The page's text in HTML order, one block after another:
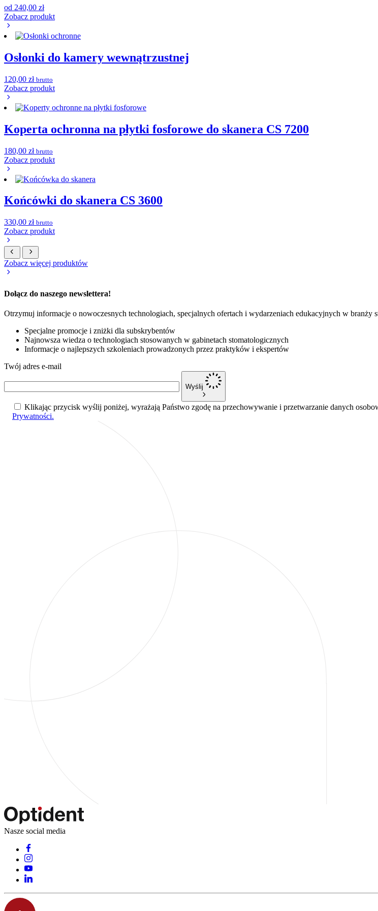
od 240,00 zł
Zobacz produkt
Osłonki do kamery wewnątrzustnej
120,00 zł brutto
Zobacz produkt
Koperta ochronna na płytki fosforowe do skanera CS 7200
180,00 zł brutto
Zobacz produkt
Końcówki do skanera CS 3600
330,00 zł brutto
Zobacz produkt
Zobacz więcej produktów
Dołącz do naszego newslettera!
Otrzymuj informacje o nowoczesnych technologiach, specjalnych ofertach i wydarzeniach edukacyjnych w branży
Specjalne promocje i zniżki dla subskrybentów
Najnowsza wiedza o technologiach stosowanych w gabinetach stomatologicznych
Informacje o najlepszych szkoleniach prowadzonych przez praktyków i ekspertów
Twój adres e-mail
Wyślij
Klikając przycisk wyślij poniżej, wyrażają Państwo zgodę na przechowywanie i przetwarzanie danych
Prywatności.
Nasze social media